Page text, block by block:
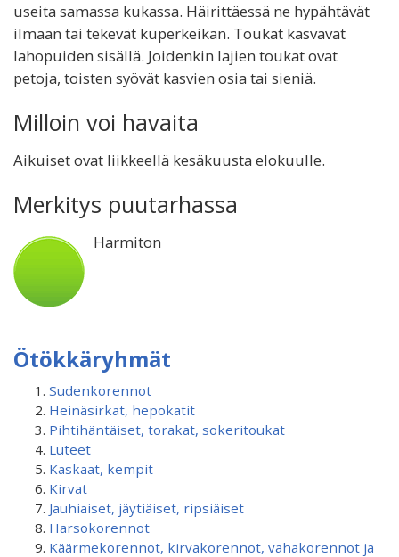
useita samassa kukassa. Häirittäessä ne hypähtävät
ilmaan tai tekevät kuperkeikan. Toukat kasvavat
lahopuiden sisällä. Joidenkin lajien toukat ovat
petoja, toisten syövät kasvien osia tai sieniä.
Milloin voi havaita
Aikuiset ovat liikkeellä kesäkuusta elokuulle.
Merkitys puutarhassa
Harmiton
Ötökkäryhmät
Sudenkorennot
Heinäsirkat, hepokatit
Pihtihäntäiset, torakat, sokeritoukat
Luteet
Kaskaat, kempit
Kirvat
Jauhiaiset, jäytiäiset, ripsiäiset
Harsokorennot
Käärmekorennot, kirvakorennot, vahakorennot ja